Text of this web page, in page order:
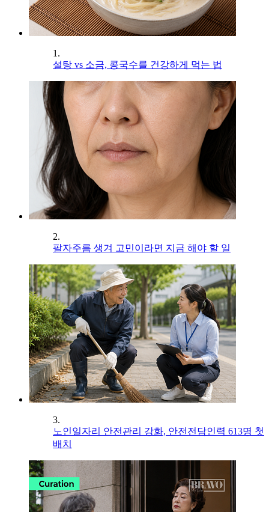
1.
설탕 vs 소금, 콩국수를 건강하게 먹는 법
2.
팔자주름 생겨 고민이라면 지금 해야 할 일
3.
노인일자리 안전관리 강화, 안전전담인력 613명 첫
배치